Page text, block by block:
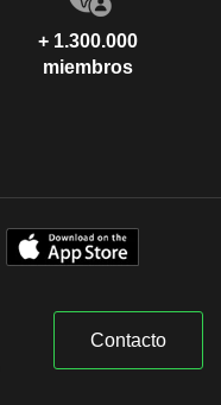
+ 1.300.000
miembros
Contacto